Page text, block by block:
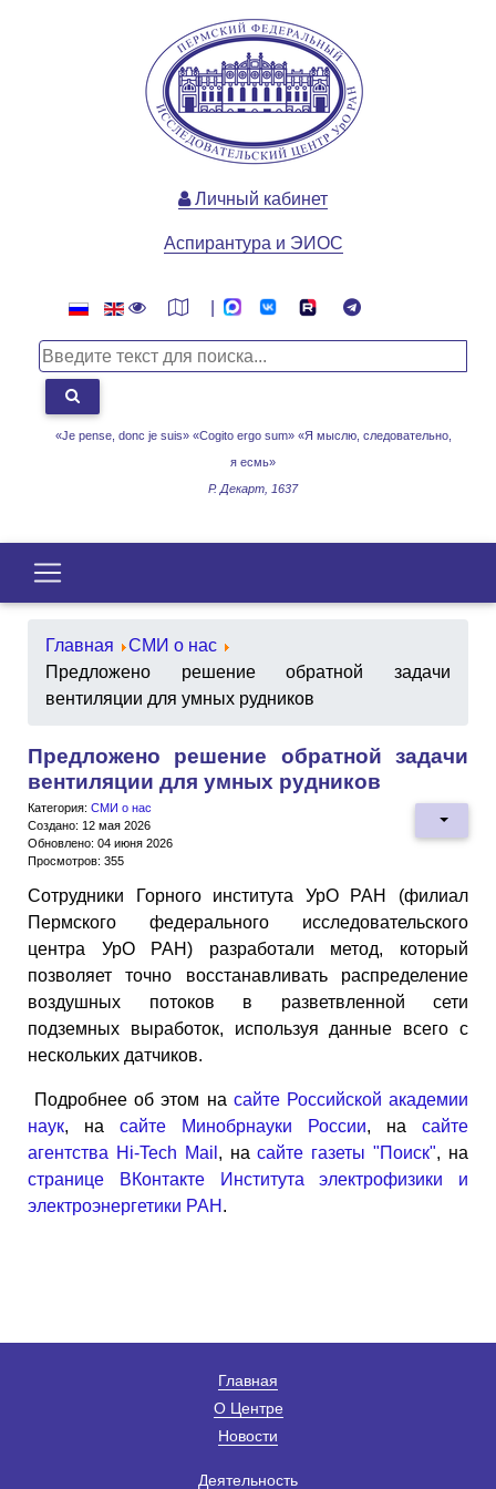
«Je pense, donc je suis» «Cogito ergo sum» «Я мыслю, следовательно,
я есмь»
Р. Декарт, 1637
Личный кабинет
Аспирантура и ЭИОС
Главная
СМИ о нас
Предложено решение обратной задачи
вентиляции для умных рудников
Предложено решение обратной задачи
вентиляции для умных рудников
Категория: СМИ о нас
Создано: 12 мая 2026
Обновлено: 04 июня 2026
Просмотров: 355
Сотрудники Горного института УрО РАН (филиал
Пермского федерального исследовательского
центра УрО РАН) разработали метод, который
позволяет точно восстанавливать распределение
воздушных потоков в разветвленной сети
подземных выработок, используя данные всего с
нескольких датчиков.
Подробнее об этом на сайте Российской академии
наук, на сайте Минобрнауки России, на сайте
агентства Hi-Tech Mail , насайте газеты "Поиск", на
странице ВКонтакте Института электрофизики и
электроэнергетики РАН .
Главная
О Центре
Новости
Деятельность